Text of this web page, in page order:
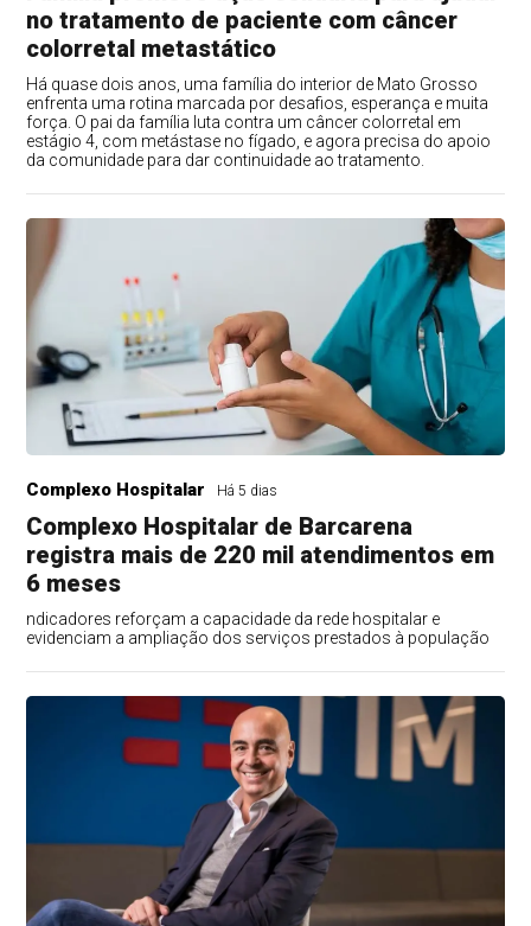
no tratamento de paciente com câncer
colorretal metastático
Há quase dois anos, uma família do interior de Mato Grosso
enfrenta uma rotina marcada por desafios, esperança e muita
força. O pai da família luta contra um câncer colorretal em
estágio 4, com metástase no fígado, e agora precisa do apoio
da comunidade para dar continuidade ao tratamento.
Complexo Hospitalar Há 5 dias
Complexo Hospitalar de Barcarena
registra mais de 220 mil atendimentos em
6 meses
ndicadores reforçam a capacidade da rede hospitalar e
evidenciam a ampliação dos serviços prestados à população